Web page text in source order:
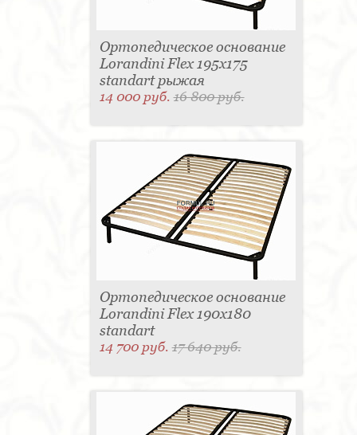
Ортопедическое основание
Lorandini Flex 195x175
standart рыжая
14 000 руб.16 800 руб.
Ортопедическое основание
Lorandini Flex 190x180
standart
14 700 руб.17 640 руб.